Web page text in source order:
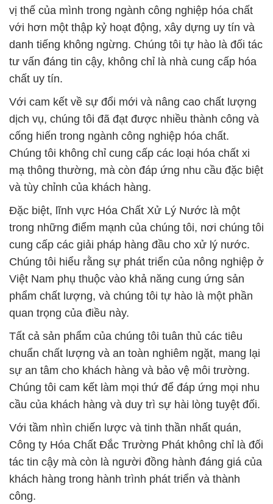
vị thế của mình trong ngành công nghiệp hóa chất
với hơn một thập kỷ hoạt động, xây dựng uy tín và
danh tiếng không ngừng. Chúng tôi tự hào là đối tác
tư vấn đáng tin cậy, không chỉ là nhà cung cấp hóa
chất uy tín.
Với cam kết về sự đổi mới và nâng cao chất lượng
dịch vụ, chúng tôi đã đạt được nhiều thành công và
cống hiến trong ngành công nghiệp hóa chất.
Chúng tôi không chỉ cung cấp các loại hóa chất xi
mạ thông thường, mà còn đáp ứng nhu cầu đặc biệt
và tùy chỉnh của khách hàng.
Đặc biệt, lĩnh vực Hóa Chất Xử Lý Nước là một
trong những điểm mạnh của chúng tôi, nơi chúng tôi
cung cấp các giải pháp hàng đầu cho xử lý nước.
Chúng tôi hiểu rằng sự phát triển của nông nghiệp ở
Việt Nam phụ thuộc vào khả năng cung ứng sản
phẩm chất lượng, và chúng tôi tự hào là một phần
quan trọng của điều này.
Tất cả sản phẩm của chúng tôi tuân thủ các tiêu
chuẩn chất lượng và an toàn nghiêm ngặt, mang lại
sự an tâm cho khách hàng và bảo vệ môi trường.
Chúng tôi cam kết làm mọi thứ để đáp ứng mọi nhu
cầu của khách hàng và duy trì sự hài lòng tuyệt đối.
Với tầm nhìn chiến lược và tinh thần nhất quán,
Công ty Hóa Chất Đắc Trường Phát không chỉ là đối
tác tin cậy mà còn là người đồng hành đáng giá của
khách hàng trong hành trình phát triển và thành
công.